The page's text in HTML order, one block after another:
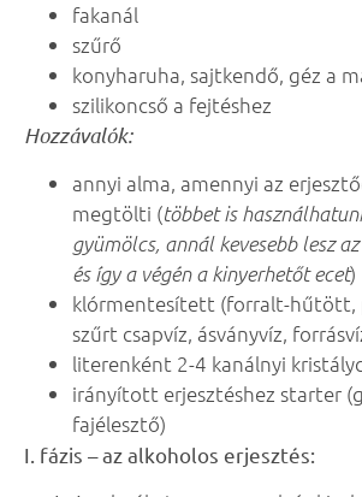
fakanál
szűrő
konyharuha, sajtkendő, géz a
szilikoncső a fejtéshez
Hozzávalók:
annyi alma, amennyi az
megtölti (többet is
gyümölcs, annál kevesebb lesz
és így a végén a kinyerhetőt ecet)
klórmentesített (forralt-hűtött,
szűrt csapvíz, ásványvíz,
literenként 2-4 kanálnyi
irányított erjesztéshez starter
fajélesztő)
I. fázis – az alkoholos erjesztés: